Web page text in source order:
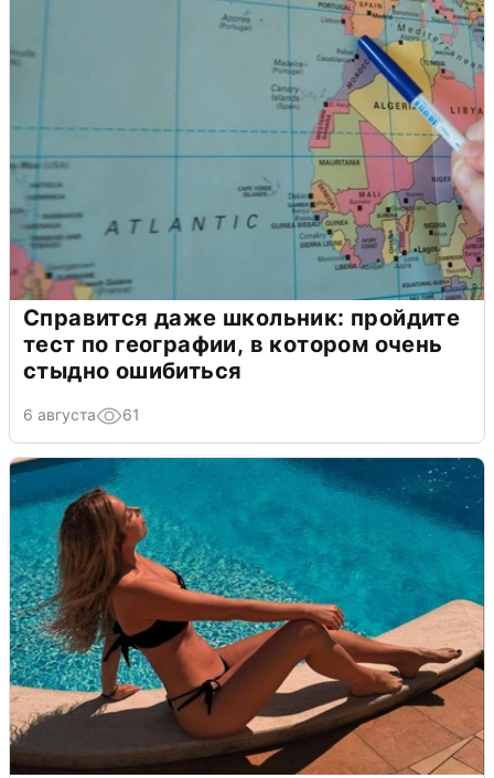
Справится даже школьник: пройдите
тест по географии, в котором очень
стыдно ошибиться
6 августа 61